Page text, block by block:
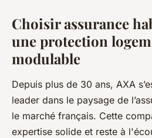
Choisir assurance
une protection
modulable
Depuis plus de 30 ans, AXA
leader dans le paysage de
le marché français. Cette
expertise solide et reste à